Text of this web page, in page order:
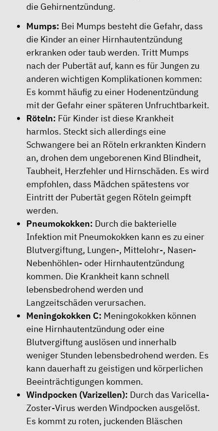
die Gehirnentzündung.
Mumps: Bei Mumps besteht die Gefahr, dass
die Kinder an einer Hirnhautentzündung
erkranken oder taub werden. Tritt Mumps
nach der Pubertät auf, kann es für Jungen zu
anderen wichtigen Komplikationen kommen:
Es kommt häufig zu einer Hodenentzündung
mit der Gefahr einer späteren Unfruchtbarkeit.
Röteln: Für Kinder ist diese Krankheit
harmlos. Steckt sich allerdings eine
Schwangere bei an Röteln erkrankten Kindern
an, drohen dem ungeborenen Kind Blindheit,
Taubheit, Herzfehler und Hirnschäden. Es wird
empfohlen, dass Mädchen spätestens vor
Eintritt der Pubertät gegen Röteln geimpft
werden.
Pneumokokken: Durch die bakterielle
Infektion mit Pneumokokken kann es zu einer
Blutvergiftung, Lungen-, Mittelohr-, Nasen-
Nebenhöhlen- oder Hirnhautentzündung
kommen. Die Krankheit kann schnell
lebensbedrohend werden und
Langzeitschäden verursachen.
Meningokokken C: Meningokokken können
eine Hirnhautentzündung oder eine
Blutvergiftung auslösen und innerhalb
weniger Stunden lebensbedrohend werden. Es
kann dauerhaft zu geistigen und körperlichen
Beeinträchtigungen kommen.
Windpocken (Varizellen): Durch das Varicella-
Zoster-Virus werden Windpocken ausgelöst.
Es kommt zu roten, juckenden Bläschen